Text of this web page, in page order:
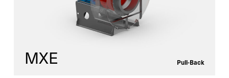
MXE Pull-Back
Reservdelar